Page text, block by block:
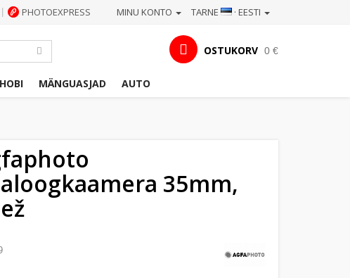
TARNE · EESTI
MINU KONTO
PHOTOEXPRESS
OSTUKORV 0 €
MÄNGUASJAD AUTO
35mm,